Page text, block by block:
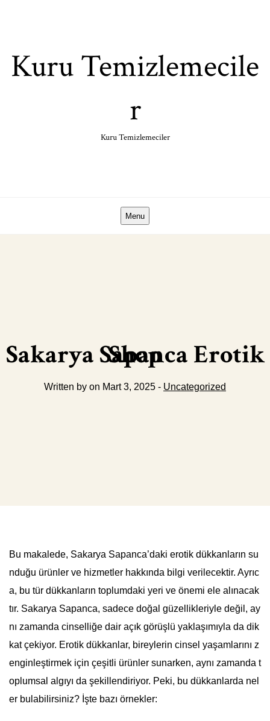
Kuru Temizlemecile
r
Kuru Temizlemeciler
Menu
Sakarya Sapanca Erotik Shop
Written by on Mart 3, 2025 - Uncategorized
Bu makalede, Sakarya Sapanca’daki erotik dükkanların su
nduğu ürünler ve hizmetler hakkında bilgi verilecektir. Ayrıc
a, bu tür dükkanların toplumdaki yeri ve önemi ele alınacak
tır. Sakarya Sapanca, sadece doğal güzellikleriyle değil, ay
nı zamanda cinselliğe dair açık görüşlü yaklaşımıyla da dik
kat çekiyor. Erotik dükkanlar, bireylerin cinsel yaşamlarını z
enginleştirmek için çeşitli ürünler sunarken, aynı zamanda t
oplumsal algıyı da şekillendiriyor. Peki, bu dükkanlarda nel
er bulabilirsiniz? İşte bazı örnekler: